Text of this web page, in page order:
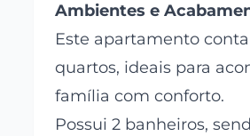
Ambientes e
Este apartamento
quartos, ideais para
família com conforto.
Possui 2 banheiros,